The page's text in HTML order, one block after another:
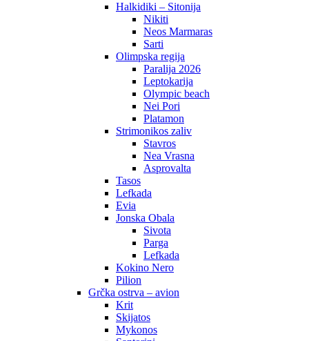
Halkidiki – Sitonija
Nikiti
Neos Marmaras
Sarti
Olimpska regija
Paralija 2026
Leptokarija
Olympic beach
Nei Pori
Platamon
Strimonikos zaliv
Stavros
Nea Vrasna
Asprovalta
Tasos
Lefkada
Evia
Jonska Obala
Sivota
Parga
Lefkada
Kokino Nero
Pilion
Grčka ostrva – avion
Krit
Skijatos
Mykonos